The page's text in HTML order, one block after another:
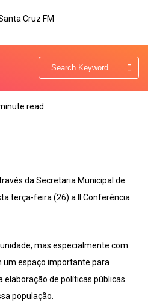
read
da Secretaria Municipal de
terça-feira (26) a II Conferência
mas especialmente com
um espaço importante para
elaboração de políticas públicas
população.